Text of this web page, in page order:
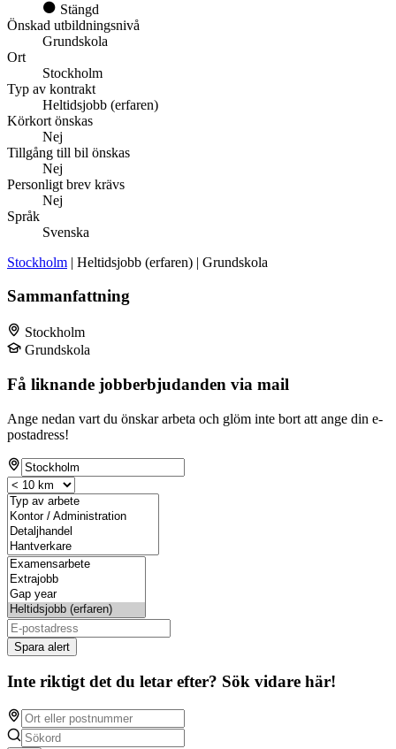
Stängd
Önskad utbildningsnivå
Grundskola
Ort
Stockholm
Typ av kontrakt
Heltidsjobb (erfaren)
Körkort önskas
Nej
Tillgång till bil önskas
Nej
Personligt brev krävs
Nej
Språk
Svenska
Stockholm | Heltidsjobb (erfaren) | Grundskola
Sammanfattning
Stockholm
Grundskola
Få liknande jobberbjudanden via mail
Ange nedan vart du önskar arbeta och glöm inte bort att ange din e-
postadress!
Spara alert
Inte riktigt det du letar efter? Sök vidare här!